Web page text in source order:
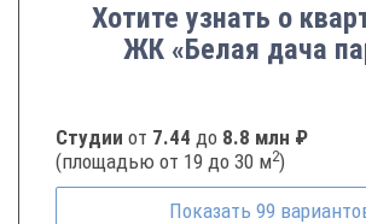
Хотите узнать о
ЖК «Белая дача
Студии от 7.44 до 8.8 млн ₽
(площадью от 19 до 30 м2)
Показать 99